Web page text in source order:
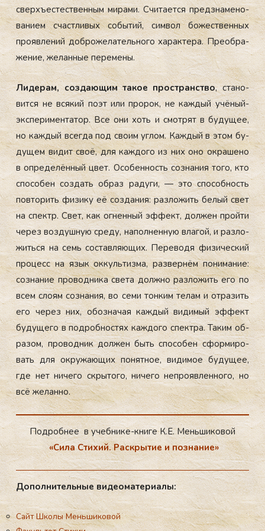
сверхъ­ес­тес­твен­ным ми­ра­ми. Счи­та­ет­ся пред­зна­ме­но­
ва­ни­ем счас­тли­вых со­бы­тий, сим­вол бо­жес­твен­ных
про­яв­ле­ний доб­ро­же­ла­тель­но­го ха­рак­те­ра. Пре­об­ра­
же­ние, же­лан­ные пе­ре­ме­ны.
Ли­де­рам, соз­да­ющим та­кое прос­транс­тво, ста­но­
вит­ся не вся­кий по­эт или про­рок, не каж­дый учё­ный-
эк­спе­ри­мен­та­тор. Все они хоть и смот­рят в бу­ду­щее,
но каж­дый всег­да под сво­им уг­лом. Каж­дый в этом бу­
ду­щем ви­дит своё, для каж­до­го из них оно ок­ра­ше­но
в оп­ре­де­лён­ный цвет. Осо­бен­ность соз­на­ния то­го, кто
спо­со­бен соз­дать об­раз ра­ду­ги, — это спо­соб­ность
пов­то­рить фи­зи­ку её соз­да­ния: раз­ло­жить бе­лый свет
на спектр. Свет, как ог­нен­ный эф­фект, дол­жен прой­ти
че­рез воз­душ­ную сре­ду, на­пол­нен­ную вла­гой, и раз­ло­
жить­ся на семь сос­тав­ля­ющих. Пе­ре­во­дя фи­зи­чес­кий
про­цесс на язык ок­куль­тиз­ма, раз­вер­нём по­ни­ма­ние:
соз­на­ние про­вод­ни­ка све­та дол­жно раз­ло­жить его по
всем сло­ям соз­на­ния, во се­ми тон­ким те­лам и от­ра­зить
его че­рез них, обоз­на­чая каж­дый ви­ди­мый эф­фект
бу­ду­ще­го в под­роб­нос­тях каж­до­го спек­тра. Та­ким об­
ра­зом, про­вод­ник дол­жен быть спо­со­бен сфор­ми­ро­
вать для ок­ру­жа­ющих по­нят­ное, ви­ди­мое бу­ду­щее,
где нет ни­че­го скры­то­го, ни­че­го неп­ро­яв­лен­но­го, но
всё же­лан­но.
Подробнее в учебнике-книге К.Е. Меньшиковой
«Сила Стихий. Раскрытие и познание»
Дополнительные видеоматериалы:
Сайт Школы Меньшиковой